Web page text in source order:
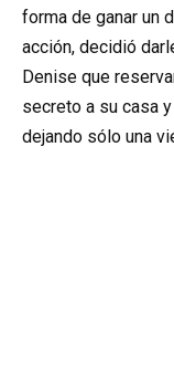
forma de ganar un
acción, decidió
Denise que
secreto a su casa
dejando sólo una